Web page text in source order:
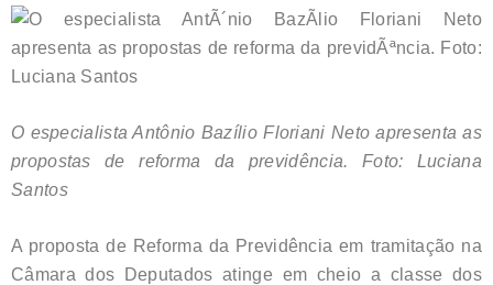
O especialista Antônio Bazílio Floriani Neto apresenta as
propostas de reforma da previdência. Foto: Luciana
Santos
A proposta de Reforma da Previdência em tramitação na
Câmara dos Deputados atinge em cheio a classe dos